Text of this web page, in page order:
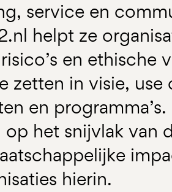
service en
helpt ze
en ethische
zetten in visie, use
en
op het snijvlak van
hierin.